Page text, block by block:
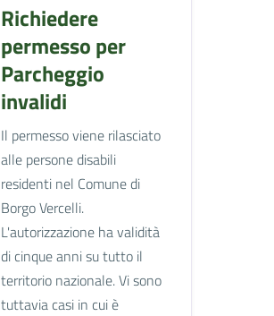
Richiedere
permesso per
Parcheggio
invalidi
Il permesso viene rilasciato
alle persone disabili
residenti nel Comune di
Borgo Vercelli.
L'autorizzazione ha validità
di cinque anni su tutto il
territorio nazionale. Vi sono
tuttavia casi in cui è